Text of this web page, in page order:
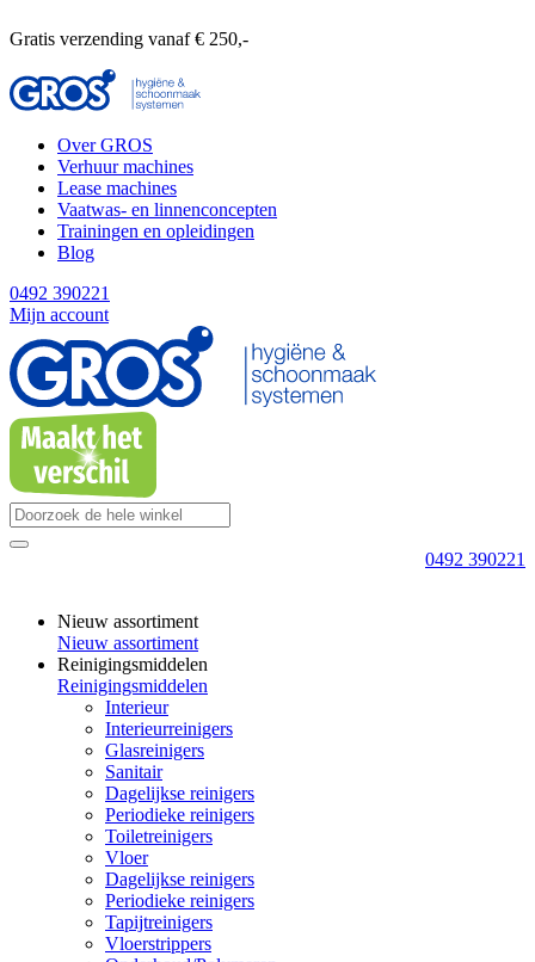
Gratis verzending vanaf € 250,-
Over GROS
Verhuur machines
Lease machines
Vaatwas- en linnenconcepten
Trainingen en opleidingen
Blog
0492 390221
Mijn account
0492 390221
Nieuw assortiment
Nieuw assortiment
Reinigingsmiddelen
Reinigingsmiddelen
Interieur
Interieurreinigers
Glasreinigers
Sanitair
Dagelijkse reinigers
Periodieke reinigers
Toiletreinigers
Vloer
Dagelijkse reinigers
Periodieke reinigers
Tapijtreinigers
Vloerstrippers